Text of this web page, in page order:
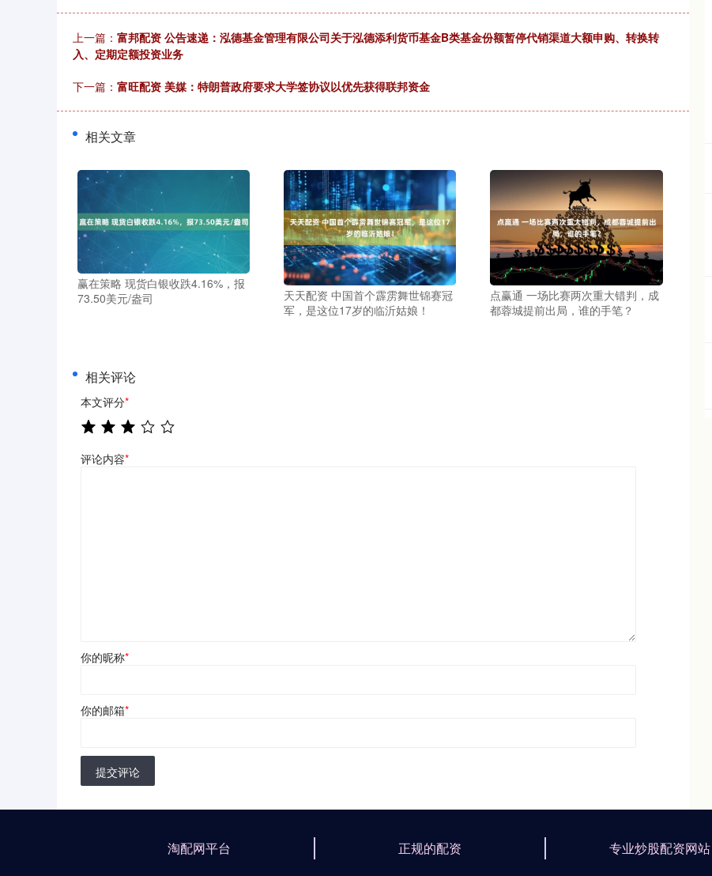
上一篇： 富邦配资 公告速递：泓德基金管理有限公司关于泓德添利货币基金B类基金份额暂停代销渠道大额申购、转换转
入、定期定额投资业务
下一篇： 富旺配资 美媒：特朗普政府要求大学签协议以优先获得联邦资金
相关文章
赢在策略 现货白银收跌4.16%，报
73.50美元/盎司
天天配资 中国首个霹雳舞世锦赛冠
军，是这位17岁的临沂姑娘！
点赢通 一场比赛两次重大错判，成
都蓉城提前出局，谁的手笔？
相关评论
本文评分*
评论内容*
你的昵称*
你的邮箱*
提交评论
淘配网平台 正规的配资 专业炒股配资网站